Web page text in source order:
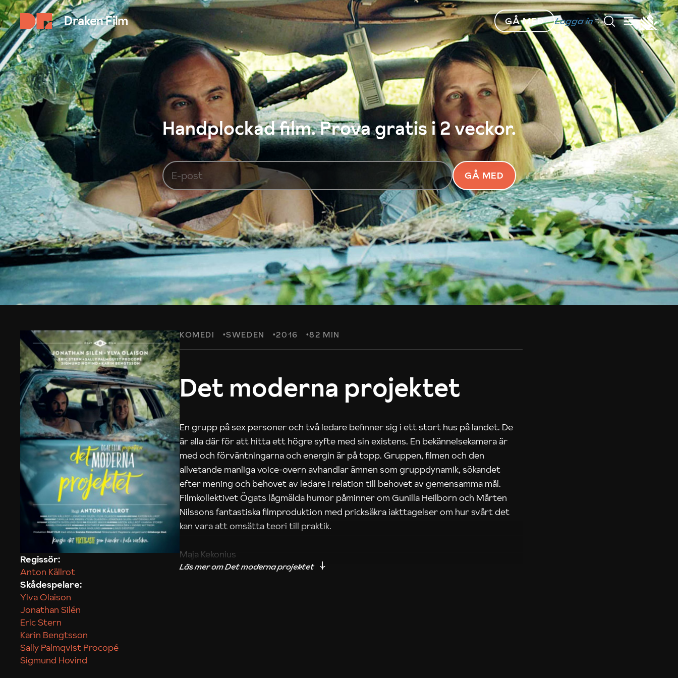
Draken Film GÅ MED Logga in
Handplockad film. Prova gratis i 2 veckor.
GÅ MED
KOMEDI SWEDEN 2016 82 MIN
Det moderna projektet
En grupp på sex personer och två ledare befinner sig i ett stort hus på landet. De
är alla där för att hitta ett högre syfte med sin existens. En bekännelsekamera är
med och förväntningarna och energin är på topp. Gruppen, filmen och den
allvetande manliga voice-overn avhandlar ämnen som gruppdynamik, sökandet
efter mening och behovet av ledare i relation till behovet av gemensamma mål.
Filmkollektivet Ögats lågmälda humor påminner om Gunilla Heilborn och Mårten
Nilssons fantastiska filmproduktion med pricksäkra iakttagelser om hur svårt det
kan vara att omsätta teori till praktik.
Maja Kekonius
Regissör:
Anton Källrot
Skådespelare:
Ylva Olaison
Jonathan Silén
Eric Stern
Karin Bengtsson
Sally Palmqvist Procopé
Sigmund Hovind